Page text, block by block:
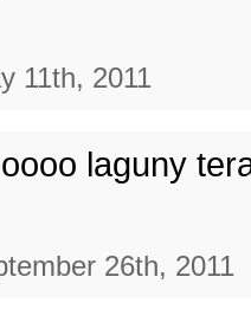
11th, 2011
laguny
26th, 2011